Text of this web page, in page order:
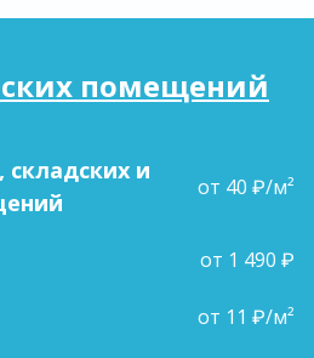
помещений
и
от 40 ₽/м²
от 1 490 ₽
от 11 ₽/м²